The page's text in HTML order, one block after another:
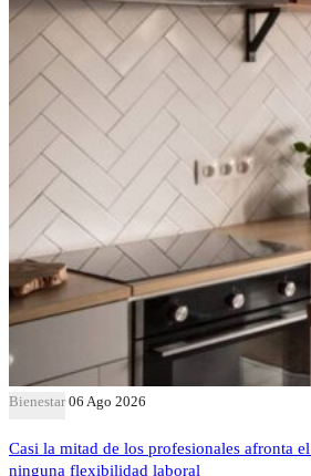
Bienestar 06 Ago 2026
Casi la mitad de los profesionales afronta
ninguna flexibilidad laboral